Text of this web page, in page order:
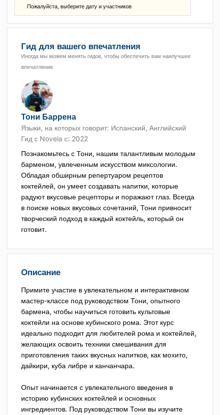
Пожалуйста, выберите дату и участников
Гид для вашего впечатления
Иногда мы можем менять гидов, чтобы обеспечить вам наилучшее
впечатление
Тони Баррена
Языки, на которых говорит: Испанский, Английский
Гид с Novela с: 2022
Познакомьтесь с Тони, нашим талантливым молодым
барменом, увлеченным искусством миксологии.
Обладая обширным репертуаром рецептов
коктейлей, он умеет создавать напитки, которые
радуют вкусовые рецепторы и поражают глаз. Всегда
в поиске новых вкусовых сочетаний, Тони привносит
творческий подход в каждый коктейль, который он
готовит.
Описание
Примите участие в увлекательном и интерактивном
мастер-классе под руководством Тони, опытного
бармена, чтобы научиться готовить культовые
коктейли на основе кубинского рома. Этот курс
идеально подходит для любителей рома и коктейлей,
желающих освоить техники смешивания для
приготовления таких вкусных напитков, как мохито,
дайкири, куба либре и канчанчара.
Опыт начинается с увлекательного введения в
историю кубинских коктейлей и основных
ингредиентов. Под руководством Тони вы изучите